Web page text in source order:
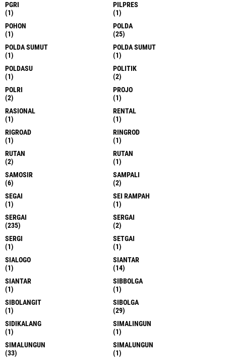
PGRI
(1)
PILPRES
(1)
POHON
(1)
POLDA
(25)
POLDA SUMUT
(1)
POLDA SUMUT
(1)
POLDASU
(1)
POLITIK
(2)
POLRI
(2)
PROJO
(1)
RASIONAL
(1)
RENTAL
(1)
RIGROAD
(1)
RINGROD
(1)
RUTAN
(2)
RUTAN
(1)
SAMOSIR
(6)
SAMPALI
(2)
SEGAI
(1)
SEI RAMPAH
(1)
SERGAI
(235)
SERGAI
(2)
SERGI
(1)
SETGAI
(1)
SIALOGO
(1)
SIANTAR
(14)
SIANTAR
(1)
SIBBOLGA
(1)
SIBOLANGIT
(1)
SIBOLGA
(29)
SIDIKALANG
(1)
SIMALINGUN
(1)
SIMALUNGUN
(33)
SIMALUNGUN
(1)